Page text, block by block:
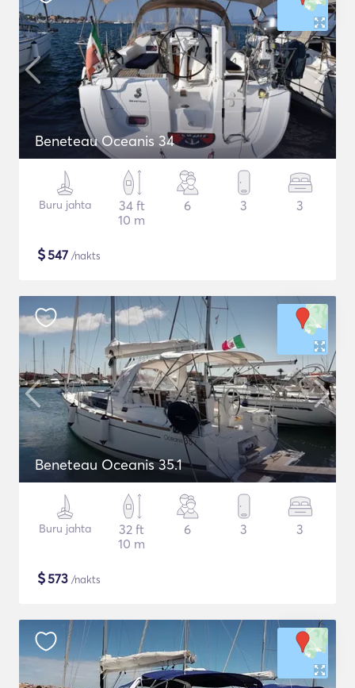
Beneteau Oceanis 34
Buru jahta
34 ft
10 m
6 3 3
$547 /nakts
Beneteau Oceanis 35.1
Buru jahta
32 ft
10 m
6 3 3
$573 /nakts